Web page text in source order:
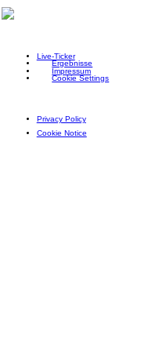
Live-Ticker
Ergebnisse
Impressum
Cookie Settings
Privacy Policy
Cookie Notice